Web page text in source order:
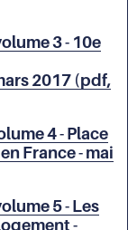
3 - 10e
2017 (pdf,
4 - Place
France - mai
5 - Les
-